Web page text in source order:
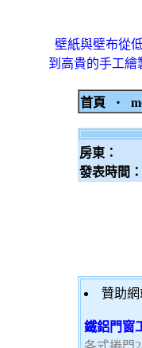
壁紙與壁布從
到高貴的手工繪
首頁 ‧
房東：
發表時間：
贊助
鐵鋁門窗